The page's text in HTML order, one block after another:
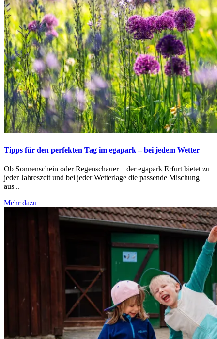
Tipps für den perfekten Tag im egapark – bei jedem Wetter
Ob Sonnenschein oder Regenschauer – der egapark Erfurt bietet zu
jeder Jahreszeit und bei jeder Wetterlage die passende Mischung
aus...
Mehr dazu